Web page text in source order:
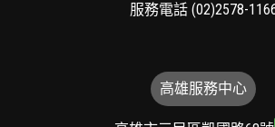
服務電話 (02)2578-
高雄服務中心